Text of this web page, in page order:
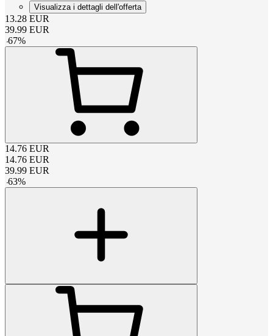
Visualizza i dettagli dell'offerta
13.28 EUR
39.99 EUR
-67%
14.76 EUR
14.76 EUR
39.99 EUR
-63%